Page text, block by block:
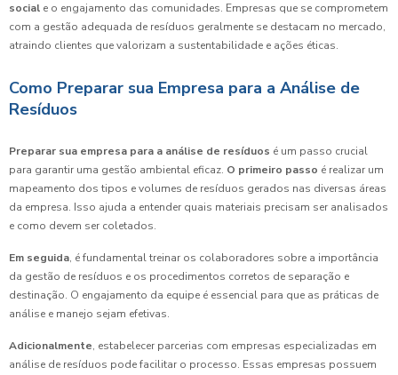
social e o engajamento das comunidades. Empresas que se comprometem
com a gestão adequada de resíduos geralmente se destacam no mercado,
atraindo clientes que valorizam a sustentabilidade e ações éticas.
Como Preparar sua Empresa para a Análise de
Resíduos
Preparar sua empresa para a análise de resíduos é um passo crucial
para garantir uma gestão ambiental eficaz. O primeiro passo é realizar um
mapeamento dos tipos e volumes de resíduos gerados nas diversas áreas
da empresa. Isso ajuda a entender quais materiais precisam ser analisados
e como devem ser coletados.
Em seguida, é fundamental treinar os colaboradores sobre a importância
da gestão de resíduos e os procedimentos corretos de separação e
destinação. O engajamento da equipe é essencial para que as práticas de
análise e manejo sejam efetivas.
Adicionalmente, estabelecer parcerias com empresas especializadas em
análise de resíduos pode facilitar o processo. Essas empresas possuem